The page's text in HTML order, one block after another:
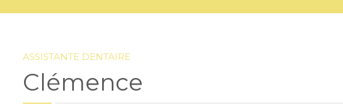
ASSISTANTE DENTAIRE
Clémence